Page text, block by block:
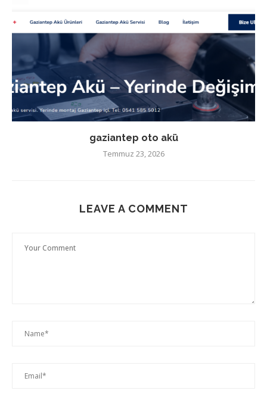
gaziantep oto akü
Temmuz 23, 2026
LEAVE A COMMENT